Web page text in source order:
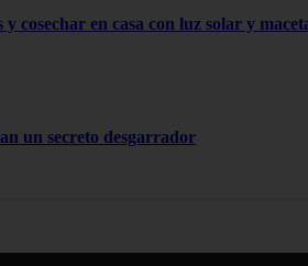
cosechar en casa con luz solar y
un secreto desgarrador